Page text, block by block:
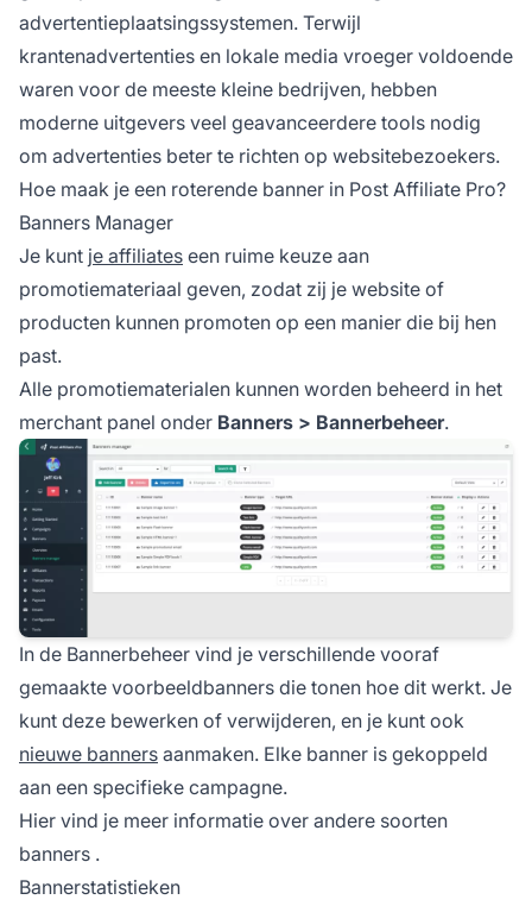
advertentieplaatsingssystemen. Terwijl
krantenadvertenties en lokale media vroeger voldoende
waren voor de meeste kleine bedrijven, hebben
moderne uitgevers veel geavanceerdere tools nodig
om advertenties beter te richten op websitebezoekers.
Hoe maak je een roterende banner in Post Affiliate Pro?
Banners Manager
Je kunt je affiliates een ruime keuze aan
promotiemateriaal geven, zodat zij je website of
producten kunnen promoten op een manier die bij hen
past.
Alle promotiematerialen kunnen worden beheerd in het
merchant panel onder Banners > Bannerbeheer.
In de Bannerbeheer vind je verschillende vooraf
gemaakte voorbeeldbanners die tonen hoe dit werkt. Je
kunt deze bewerken of verwijderen, en je kunt ook
nieuwe banners aanmaken. Elke banner is gekoppeld
aan een specifieke campagne.
Hier vind je meer informatie over andere soorten
banners .
Bannerstatistieken